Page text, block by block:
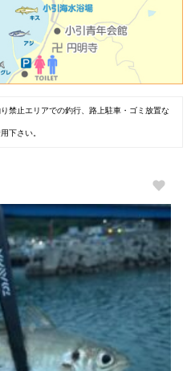
禁止エリアでの釣行、路上駐車・ゴミ放置な
下さい。